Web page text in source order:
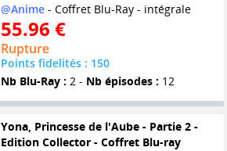
@Anime- Coffret Blu-Ray - intégrale
55.96 €
Rupture
Points fidelités : 150
Nb Blu-Ray : 2 - Nb épisodes : 12
Yona, Princesse de l'Aube - Partie 2 -
Edition Collector - Coffret Blu-ray